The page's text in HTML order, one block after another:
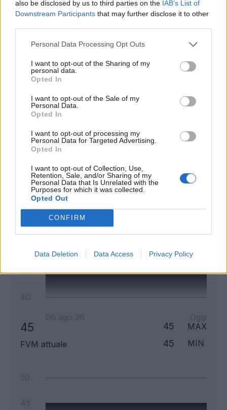
also be disclosed by us to third parties on the IAB’s List of
Downstream Participants that may further disclose it to other
Personal Data Processing Opt Outs
I want to opt-out of the Sharing of my
personal data.
Opted In
I want to opt-out of the Sale of my
Personal Data.
Opted In
I want to opt-out of processing my
Personal Data for Targeted Advertising.
Opted In
I want to opt-out of Collection, Use,
Retention, Sale, and/or Sharing of my
Personal Data that Is Unrelated with the
Purposes for which it was collected.
Opted Out
CONFIRM
Data Deletion Data Access Privacy Policy
Classic
Andamento FantaValore di Mercato
45
FVM attuale 45 MIN
45
45
FVM attuale
45 MAX
45 MIN